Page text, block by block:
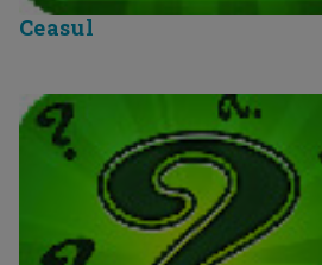
Ceasul